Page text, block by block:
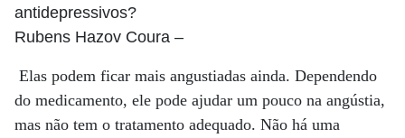
antidepressivos?
Rubens Hazov Coura –
Elas podem ficar mais angustiadas ainda. Dependendo
do medicamento, ele pode ajudar um pouco na angústia,
mas não tem o tratamento adequado. Não há uma